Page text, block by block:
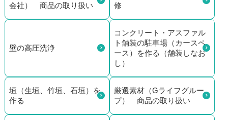
会社） 商品の取り扱い
修
壁の高圧洗浄
コンクリート・アスファル
ト舗装の駐車場（カースペ
ース）を作る（舗装しなお
し）
垣（生垣、竹垣、石垣）を
作る
厳選素材（Gライフグルー
プ） 商品の取り扱い